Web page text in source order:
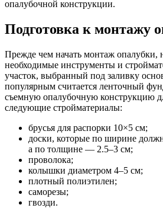
опалубочной конструкции.
Подготовка к монтажу
Прежде чем начать монтаж опалубки,
необходимые инструменты и
участок, выбранный под заливку
популярным считается ленточный
съемную опалубочную конструкцию
следующие стройматериалы:
брусья для распорки 10×5 см;
доски, которые по ширине
а по толщине — 2.5–3 см;
проволока;
колышки диаметром 4–5 см;
плотный полиэтилен;
саморезы;
гвозди.